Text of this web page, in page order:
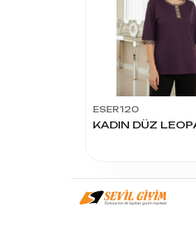
ESER120